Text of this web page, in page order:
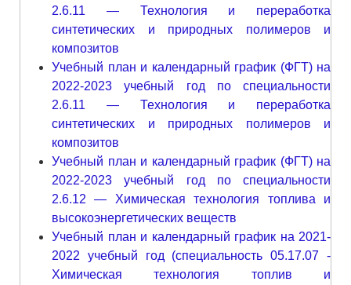
2.6.11 — Технология и переработка
синтетических и природных полимеров и
композитов
Учебный план и календарный график (ФГТ) на
2022-2023 учебный год по специальности
2.6.11 — Технология и переработка
синтетических и природных полимеров и
композитов
Учебный план и календарный график (ФГТ) на
2022-2023 учебный год по специальности
2.6.12 — Химическая технология топлива и
высокоэнергетических веществ
Учебный план и календарный график на 2021-
2022 учебный год (специальность 05.17.07 -
Химическая технология топлив и